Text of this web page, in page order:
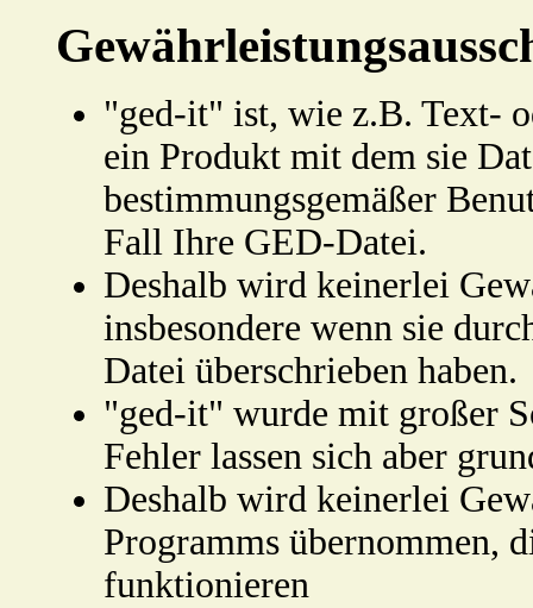
"ged-it" ist, wie z.B. Text-
ein Produkt mit dem sie
bestimmungsgemäßer
Fall Ihre GED-Datei.
Deshalb wird keinerlei
insbesondere wenn sie
Datei überschrieben haben.
"ged-it" wurde mit großer
Fehler lassen sich aber
Deshalb wird keinerlei
Programms übernommen,
funktionieren